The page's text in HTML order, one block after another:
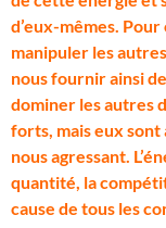
d’eux-mêmes.
manipuler les
nous fournir ainsi
dominer les autres
forts, mais eux
nous agressant.
quantité, la
cause de tous les